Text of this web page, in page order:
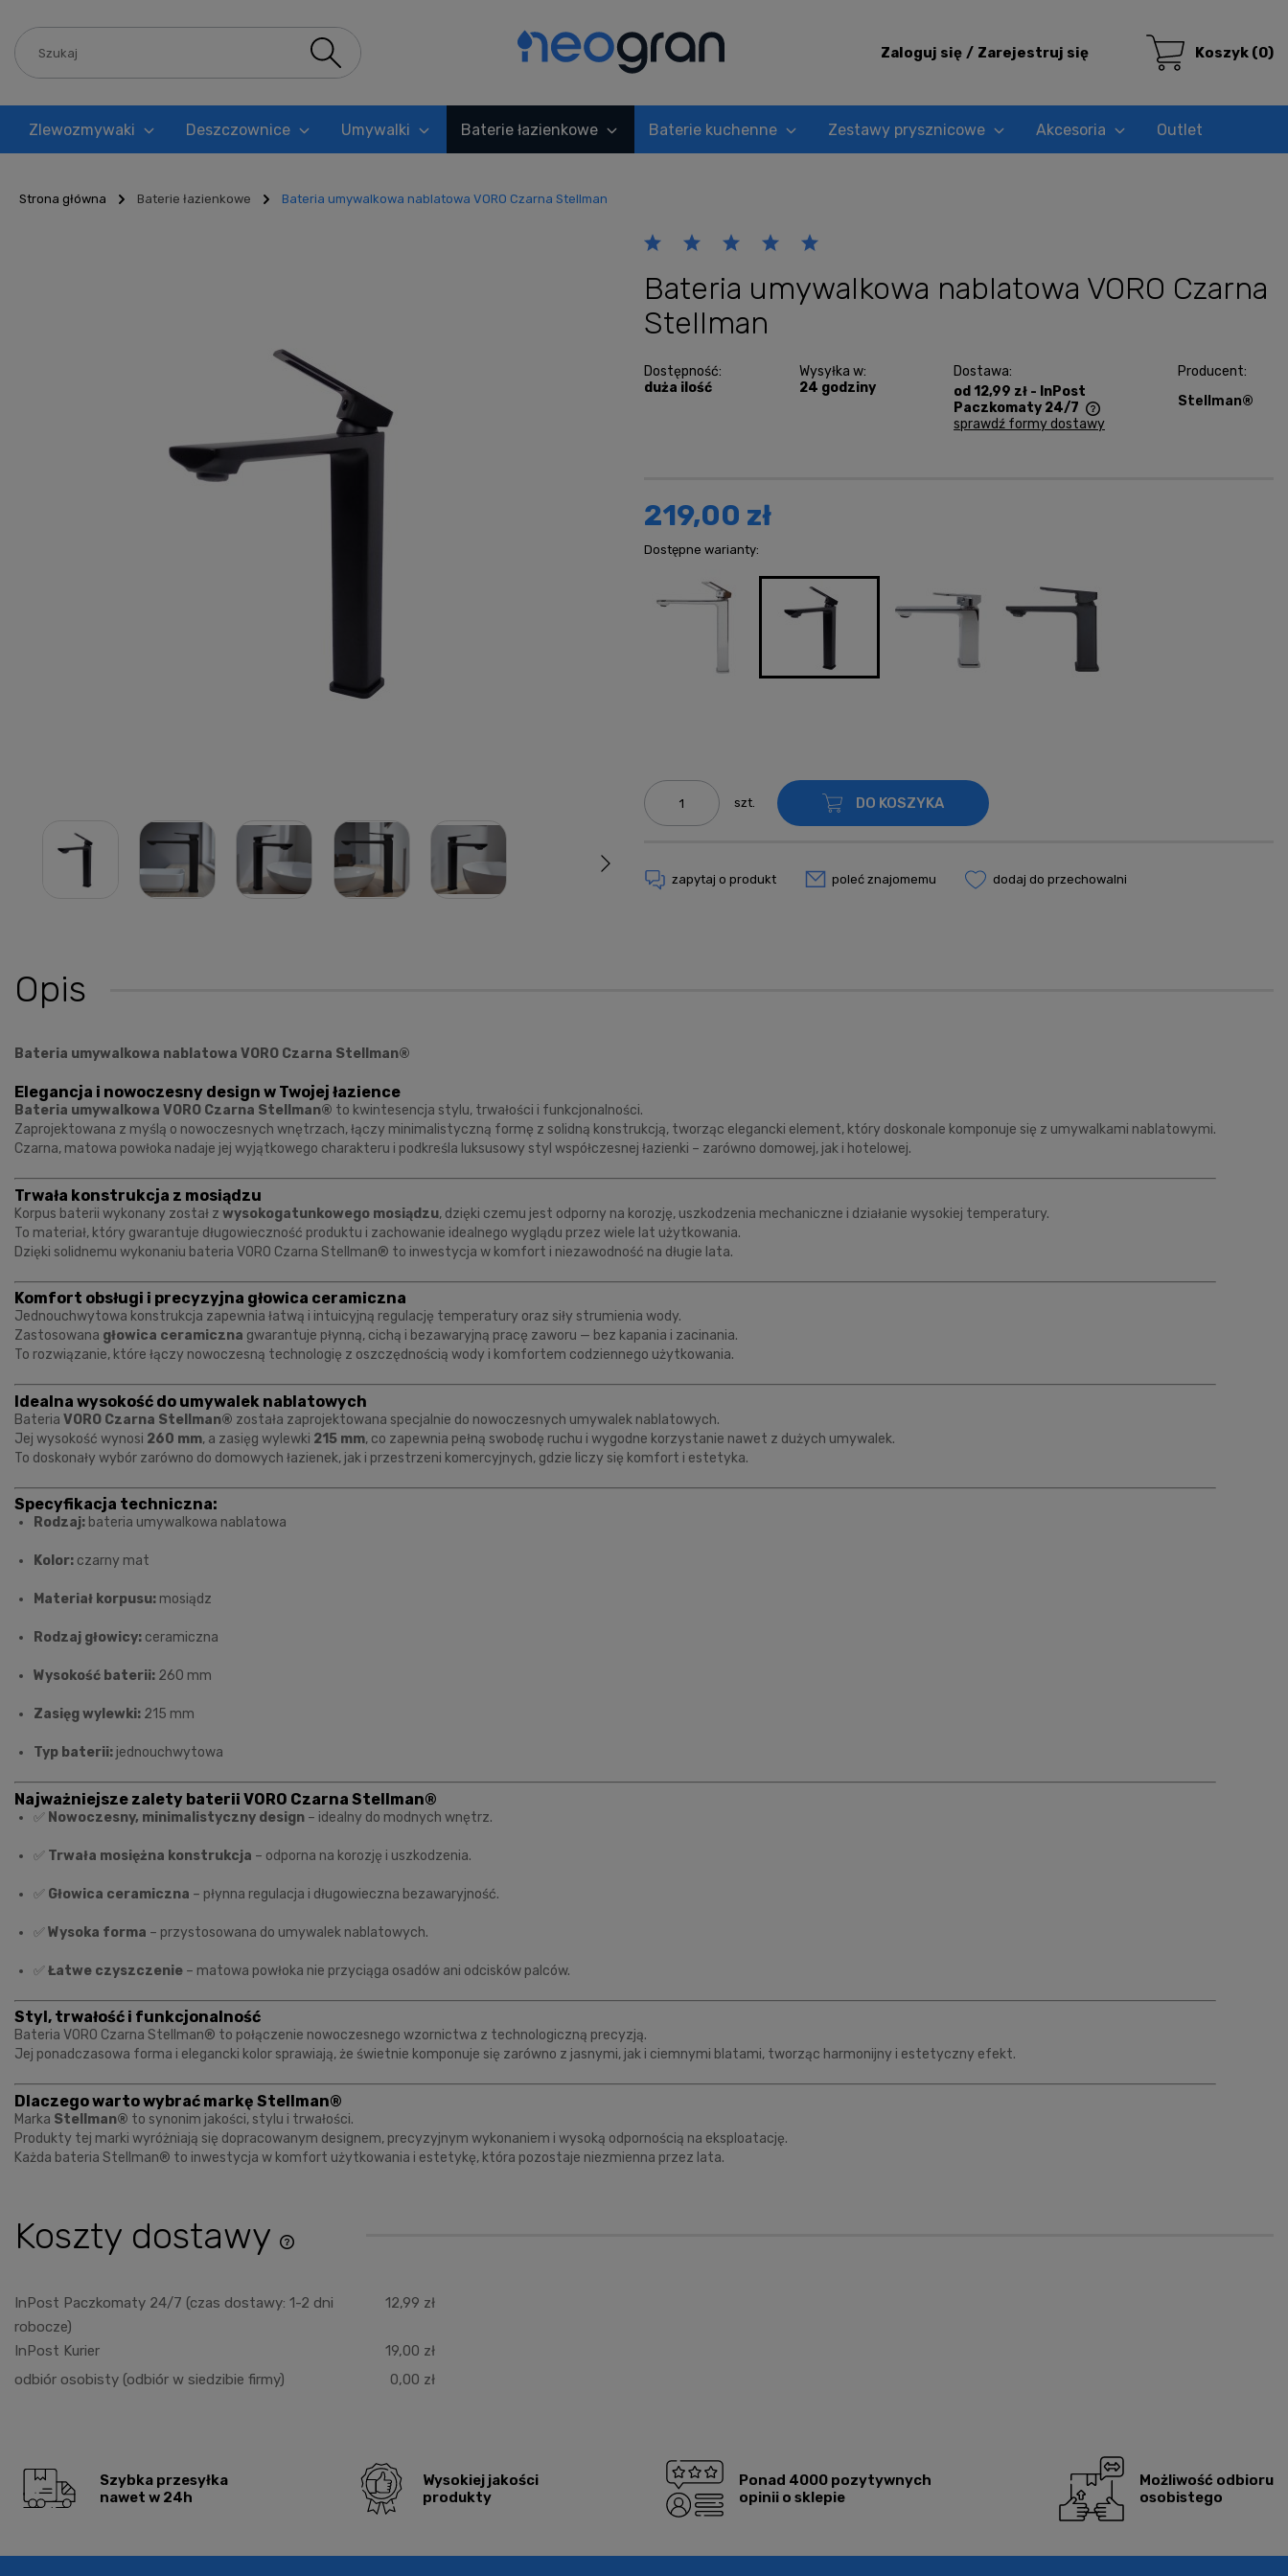
Zaloguj się Zarejestruj się Koszyk (0)
Zlewozmywaki Deszczownice Umywalki Baterie łazienkowe Baterie kuchenne Zestawy prysznicowe Akcesoria Outlet
Strona główna Baterie łazienkowe Bateria umywalkowa nablatowa VORO Czarna Stellman
Bateria umywalkowa nablatowa VORO Czarna
Stellman
Dostępność:
duża ilość
Wysyłka w:
24 godziny
Dostawa:
od 12,99 zł - InPost
Paczkomaty 24/7
sprawdź formy dostawy
Producent:
Stellman®
219,00 zł
Dostępne warianty:
szt. DO KOSZYKA
zapytaj o produkt poleć znajomemu dodaj do przechowalni
Opis
Bateria umywalkowa nablatowa VORO Czarna Stellman®
Elegancja i nowoczesny design w Twojej łazience
Bateria umywalkowa VORO Czarna Stellman® to kwintesencja stylu, trwałości i funkcjonalności.
Zaprojektowana z myślą o nowoczesnych wnętrzach, łączy minimalistyczną formę z solidną konstrukcją, tworząc elegancki element, który doskonale komponuje się z umywalkami nablatowymi.
Czarna, matowa powłoka nadaje jej wyjątkowego charakteru i podkreśla luksusowy styl współczesnej łazienki – zarówno domowej, jak i hotelowej.
Trwała konstrukcja z mosiądzu
Korpus baterii wykonany został z wysokogatunkowego mosiądzu, dzięki czemu jest odporny na korozję, uszkodzenia mechaniczne i działanie wysokiej temperatury.
To materiał, który gwarantuje długowieczność produktu i zachowanie idealnego wyglądu przez wiele lat użytkowania.
Dzięki solidnemu wykonaniu bateria VORO Czarna Stellman® to inwestycja w komfort i niezawodność na długie lata.
Komfort obsługi i precyzyjna głowica ceramiczna
Jednouchwytowa konstrukcja zapewnia łatwą i intuicyjną regulację temperatury oraz siły strumienia wody.
Zastosowana głowica ceramiczna gwarantuje płynną, cichą i bezawaryjną pracę zaworu — bez kapania i zacinania.
To rozwiązanie, które łączy nowoczesną technologię z oszczędnością wody i komfortem codziennego użytkowania.
Idealna wysokość do umywalek nablatowych
Bateria VORO Czarna Stellman® została zaprojektowana specjalnie do nowoczesnych umywalek nablatowych.
Jej wysokość wynosi 260 mm, a zasięg wylewki 215 mm, co zapewnia pełną swobodę ruchu i wygodne korzystanie nawet z dużych umywalek.
To doskonały wybór zarówno do domowych łazienek, jak i przestrzeni komercyjnych, gdzie liczy się komfort i estetyka.
Specyfikacja techniczna:
Rodzaj: bateria umywalkowa nablatowa
Kolor: czarny mat
Materiał korpusu: mosiądz
Rodzaj głowicy: ceramiczna
Wysokość baterii: 260 mm
Zasięg wylewki: 215 mm
Typ baterii: jednouchwytowa
Najważniejsze zalety baterii VORO Czarna Stellman®
✅ Nowoczesny, minimalistyczny design – idealny do modnych wnętrz.
✅ Trwała mosiężna konstrukcja – odporna na korozję i uszkodzenia.
✅ Głowica ceramiczna – płynna regulacja i długowieczna bezawaryjność.
✅Wysoka forma – przystosowana do umywalek nablatowych.
✅Łatwe czyszczenie – matowa powłoka nie przyciąga osadów ani odcisków palców.
Styl, trwałość i funkcjonalność
Bateria VORO Czarna Stellman® to połączenie nowoczesnego wzornictwa z technologiczną precyzją.
Jej ponadczasowa forma i elegancki kolor sprawiają, że świetnie komponuje się zarówno z jasnymi, jak i ciemnymi blatami, tworząc harmonijny i estetyczny efekt.
Dlaczego warto wybrać markę Stellman®
Marka Stellman® to synonim jakości, stylu i trwałości.
Produkty tej marki wyróżniają się dopracowanym designem, precyzyjnym wykonaniem i wysoką odpornością na eksploatację.
Każda bateria Stellman® to inwestycja w komfort użytkowania i estetykę, która pozostaje niezmienna przez lata.
Koszty dostawy
płatności
InPost Paczkomaty 24/7 (czas dostawy: 1-2 dni
robocze)
12,99 zł
InPost Kurier
19,00 zł
odbiór osobisty (odbiór w siedzibie firmy) 0,00 zł
Szybka przesyłka
nawet w 24h
Wysokiej jakości
produkty
Ponad 4000 pozytywnych
opinii o sklepie
Możliwość odbioru
osobistego